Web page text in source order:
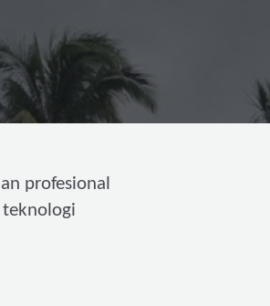
profesional
teknologi